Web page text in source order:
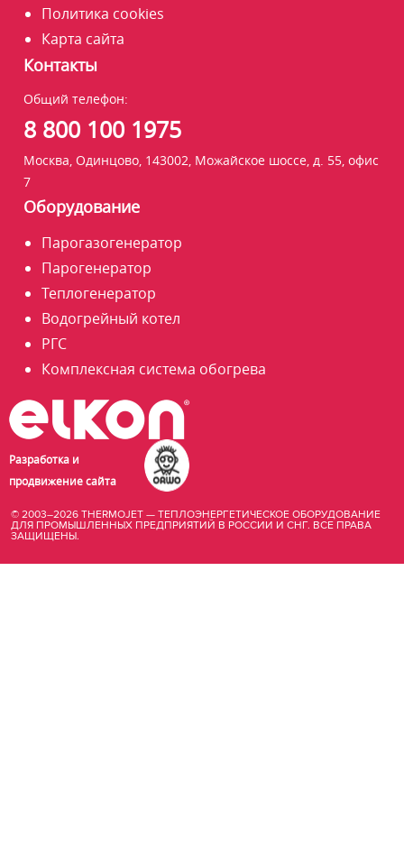
Политика cookies
Карта сайта
Контакты
Общий телефон:
8 800 100 1975
Москва, Одинцово, 143002, Можайское шоссе, д. 55, офис
7
Оборудование
Парогазогенератор
Парогенератор
Теплогенератор
Водогрейный котел
РГС
Комплексная система обогрева
Разработка и
продвижение сайта
© 2003–2026 THERMOJET — ТЕПЛОЭНЕРГЕТИЧЕСКОЕ ОБОРУДОВАНИЕ
ДЛЯ ПРОМЫШЛЕННЫХ ПРЕДПРИЯТИЙ В РОССИИ И СНГ. ВСЕ ПРАВА
ЗАЩИЩЕНЫ.